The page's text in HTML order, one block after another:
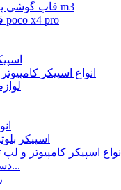
قاب گوشی پوکو m3
قاب poco x4 pro
انواع اسپیکر
اسپیکر
انواع اسپیکر کامپیوتر و
دسته بازی و...